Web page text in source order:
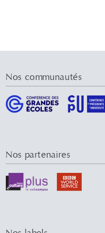
Nos communautés
Nos partenaires